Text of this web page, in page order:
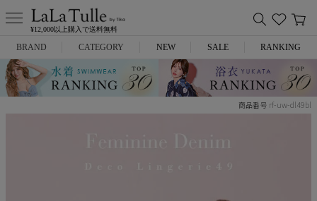
¥12,000以上購入で送料無料
BRAND
Anella
CATEGORY
ミニドレス
NEW SALE RANKING
商品番号 rf-uw-dl49bl